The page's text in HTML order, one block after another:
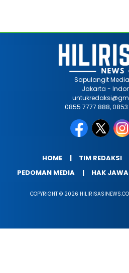
Sapulangit
Jakarta -
0855 7777 888, 0853
HOME TIM REDAKSI
PEDOMAN MEDIA
HAK
COPYRIGHT © 2026